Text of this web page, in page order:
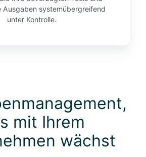
Ausgaben systemübergreifend
unter Kontrolle.
mit Ihrem
wächst